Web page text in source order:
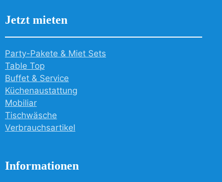
Jetzt mieten
Party-Pakete & Miet Sets
Table Top
Buffet & Service
Küchenaustattung
Mobiliar
Tischwäsche
Verbrauchsartikel
Informationen